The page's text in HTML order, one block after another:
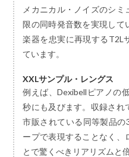
メカニカル・ノイズのシ
限の同時発音数を実現して
楽器を忠実に再現するT2L
ています。
XXLサンプル・レングス
例えば、Dexibellピアノの
秒にも及びます。収録され
市販されている同等製品
ープで表現することなく、
とで驚くべきリアリズムと